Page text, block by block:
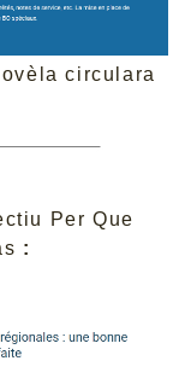
circulara
Per Que
: